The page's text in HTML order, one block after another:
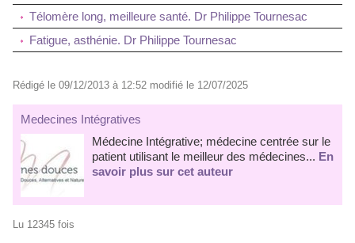
Télomère long, meilleure santé. Dr Philippe Tournesac
Fatigue, asthénie. Dr Philippe Tournesac
Rédigé le 09/12/2013 à 12:52 modifié le 12/07/2025
Medecines Intégratives
Médecine Intégrative; médecine centrée sur le
patient utilisant le meilleur des médecines... En
savoir plus sur cet auteur
Lu 12345 fois